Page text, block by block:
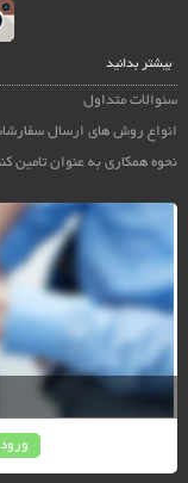
بیشتر بدانید
سئوالات متداول
انواع روش های ارسال
نحوه همکاری به عنوان تامین